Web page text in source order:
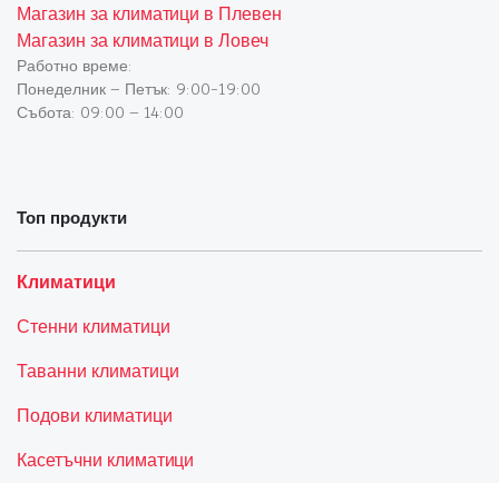
Магазин за климатици в Плевен
Магазин за климатици в Ловеч
Работно време:
Понеделник – Петък: 9:00-19:00
Събота: 09:00 – 14:00
Топ продукти
Климатици
Стенни климатици
Таванни климатици
Подови климатици
Касетъчни климатици